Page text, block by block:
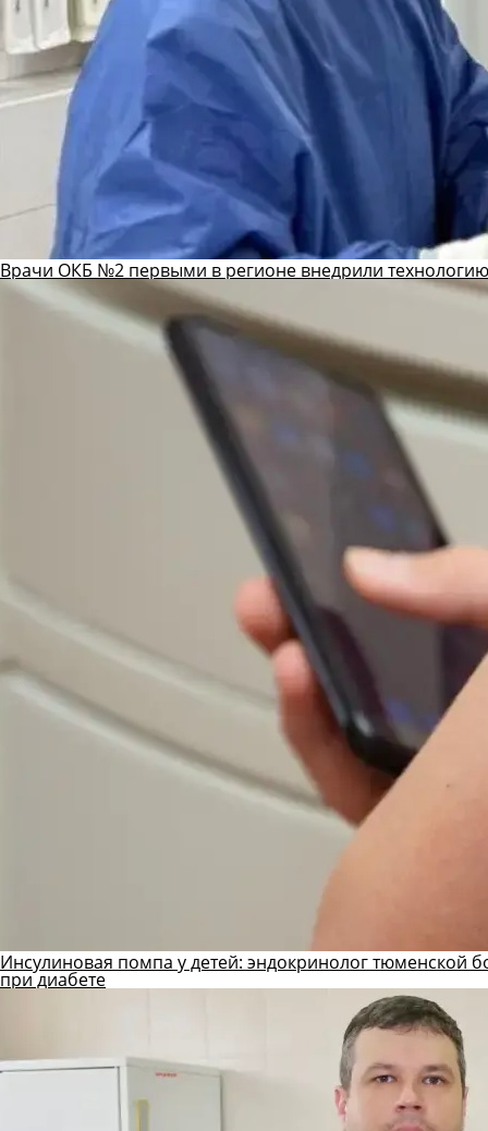
Врачи ОКБ №2 первыми в регионе внедрили
Инсулиновая помпа у детей: эндокринолог тюменской
при диабете